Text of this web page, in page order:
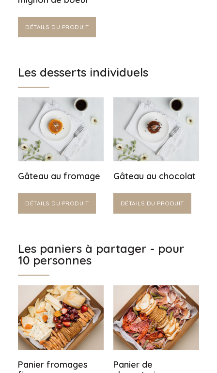
DÉTAILS DU PRODUIT
Les desserts individuels
Gâteau au fromage
DÉTAILS DU PRODUIT
Gâteau au chocolat
DÉTAILS DU PRODUIT
Les paniers à partager - pour
10 personnes
Panier fromages
Panier de